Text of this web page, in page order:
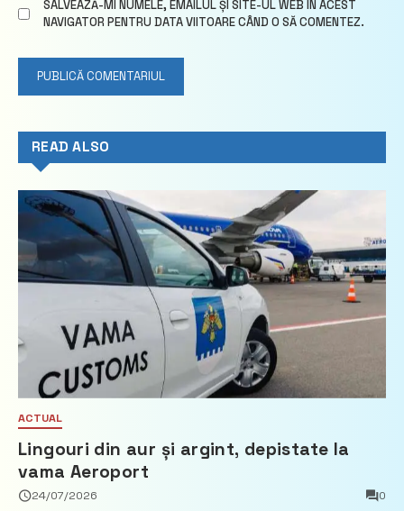
SALVEAZĂ-MI NUMELE, EMAILUL ȘI SITE-UL WEB ÎN ACEST
NAVIGATOR PENTRU DATA VIITOARE CÂND O SĂ COMENTEZ.
READ ALSO
ACTUAL
Lingouri din aur și argint, depistate la
vama Aeroport
24/07/2026 0